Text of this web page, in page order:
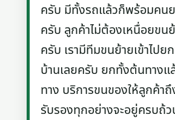
ครับ มีทั้งรถแล้วก็พร้อมคน
ครับ ลูกค้าไม่ต้องเหนื่อยขน
ครับ เรามีทีมขนย้ายเข้าไปย
บ้านเลยครับ ยกทั้งต้นทางแ
ทาง บริการขนของให้ลูกค้าถึ
รับรองทุกอย่างจะอยู่ครบถ้